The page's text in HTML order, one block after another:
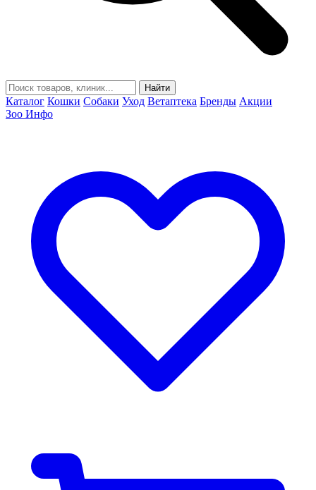
Найти
Каталог Кошки Собаки Уход Ветаптека Бренды Акции
Зоо Инфо